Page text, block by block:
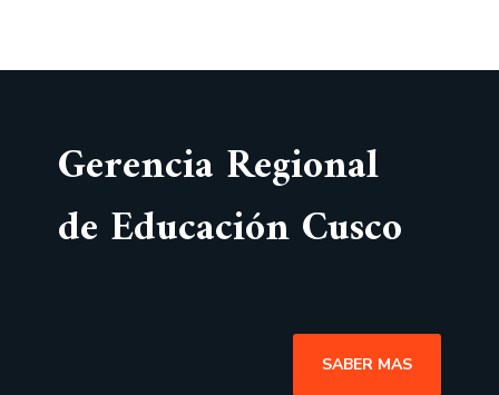
Gerencia Regional
de Educación Cusco
SABER MAS